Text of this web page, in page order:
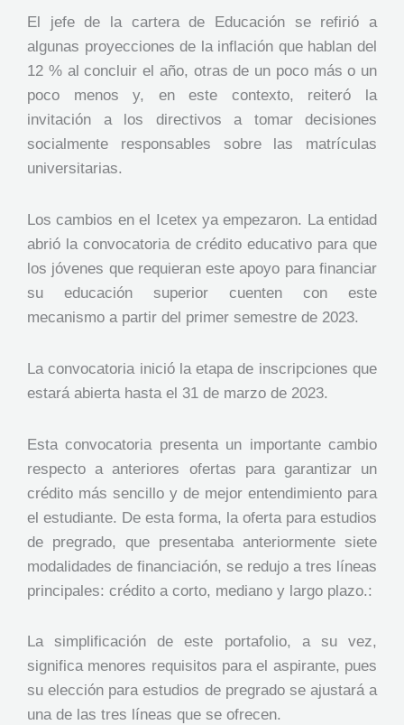
El jefe de la cartera de Educación se refirió a
algunas proyecciones de la inflación que hablan del
12 % al concluir el año, otras de un poco más o un
poco menos y, en este contexto, reiteró la
invitación a los directivos a tomar decisiones
socialmente responsables sobre las matrículas
universitarias.
Los cambios en el Icetex ya empezaron. La entidad
abrió la convocatoria de crédito educativo para que
los jóvenes que requieran este apoyo para financiar
su educación superior cuenten con este
mecanismo a partir del primer semestre de 2023.
La convocatoria inició la etapa de inscripciones que
estará abierta hasta el 31 de marzo de 2023.
Esta convocatoria presenta un importante cambio
respecto a anteriores ofertas para garantizar un
crédito más sencillo y de mejor entendimiento para
el estudiante. De esta forma, la oferta para estudios
de pregrado, que presentaba anteriormente siete
modalidades de financiación, se redujo a tres líneas
principales: crédito a corto, mediano y largo plazo.:
La simplificación de este portafolio, a su vez,
significa menores requisitos para el aspirante, pues
su elección para estudios de pregrado se ajustará a
una de las tres líneas que se ofrecen.